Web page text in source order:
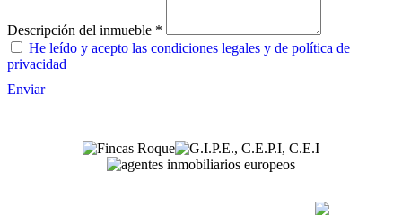
Descripción del inmueble *
He leído y acepto las condiciones legales y de política de
privacidad
Enviar